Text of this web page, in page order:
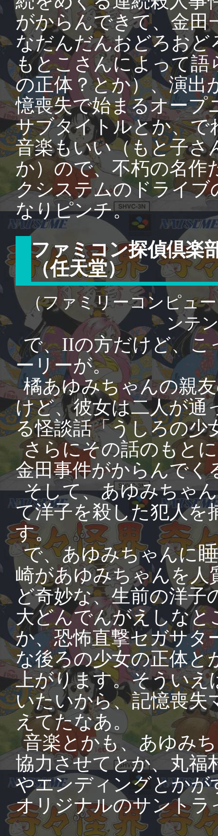
がからんできて、金田
なだんだんおどろお
もとこさんによって語
の正体？とか）、演出
憶喪失で始まるオープ
サブタイトルとか、で
音楽もいい（もと子さ
か）ので、不朽の名作
クシステムのドライ
なりピンチ。
ファミコン探偵倶
（任天堂）
（ファミリーコンピュ
ンテ
で、IIの方だけど、こ
ーリーが。
橘あゆみちゃんの親
けど、彼女は二人が通
る怪談話「うしろの少
さらにその話のもと
金田事件がからんでく
そして、あゆみちゃ
て洋子を殺した犯人を
す。
で、あゆみちゃんに
崎があゆみちゃんを人
ど奇妙な、生前の洋子
大どんでんがえしなと
か、恐怖直撃セガサ
な後ろの少女の正体と
上がります。そういえ
いたいから、記憶喪失
えてたなあ。
音楽とかも、あゆみ
協力させてとか、丸福
やエンディングとか
オリジナルのサントラ